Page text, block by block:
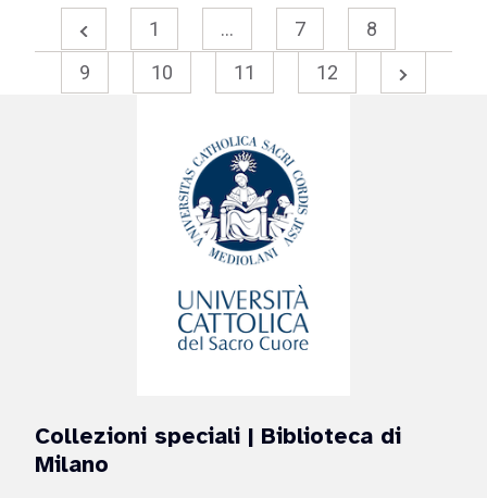
1 … 7
8
9
10 11 12
Collezioni speciali | Biblioteca di
Milano